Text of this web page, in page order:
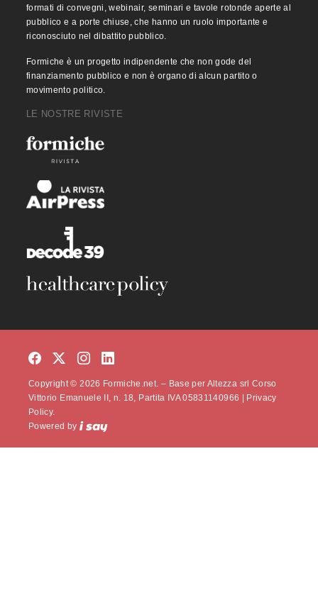
formati di convegni, webinair, seminari e tavole rotonde aperte al
pubblico e a porte chiuse, che hanno un ruolo importante e
riconosciuto nel dibattito pubblico.
Formiche è un progetto indipendente che non gode del
finanziamento pubblico e non è organo di alcun partito o
movimento politico.
LE NOSTRE RIVISTE
Copyright © 2026 Formiche.net. – Base per Altezza srl Corso
Vittorio Emanuele II, n. 18, Partita IVA 05831140966 |
Privacy
Policy.
Powered by